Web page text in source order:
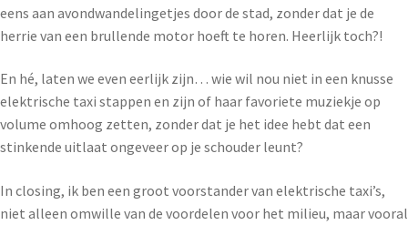
eens aan avondwandelingetjes door de stad, zonder dat je de
herrie van een brullende motor hoeft te horen. Heerlijk toch?!
En hé, laten we even eerlijk zijn… wie wil nou niet in een knusse
elektrische taxi stappen en zijn of haar favoriete muziekje op
volume omhoog zetten, zonder dat je het idee hebt dat een
stinkende uitlaat ongeveer op je schouder leunt?
In closing, ik ben een groot voorstander van elektrische taxi’s,
niet alleen omwille van de voordelen voor het milieu, maar vooral